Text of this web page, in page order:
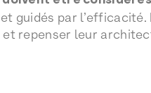
guidés par
et repenser leur